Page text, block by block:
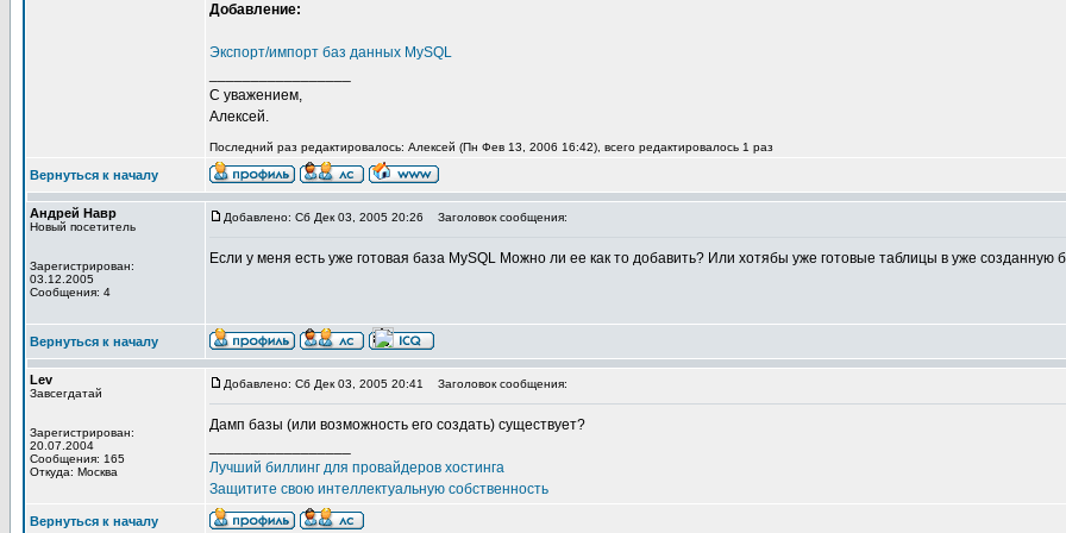
Добавление:
Экспорт/импорт баз данных MySQL
С уважением,
Алексей.
Последний раз редактировалось: Алексей (Пн Фев 13, 2006 16:42), всего редактировалось 1 раз
Вернуться к началу
Андрей Навр
Новый посетитель
Зарегистрирован:
03.12.2005
Сообщения: 4
Добавлено: Сб Дек 03, 2005 20:26 Заголовок сообщения:
Если у меня есть уже готовая база MySQL Можно ли ее как то добавить? Или хотябы уже готовые таблицы в уже созданную
Вернуться к началу
Lev
Завсегдатай
Зарегистрирован:
20.07.2004
Сообщения: 165
Откуда: Москва
Добавлено: Сб Дек 03, 2005 20:41 Заголовок сообщения:
Дамп базы (или возможность его создать) существует?
Лучший биллинг для провайдеров хостинга
Защитите свою интеллектуальную собственность
Вернуться к началу